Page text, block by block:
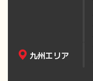
九州エリア